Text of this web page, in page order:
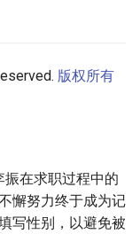
版权所有
在求职过程中的
懈努力终于成为记
写性别，以避免被